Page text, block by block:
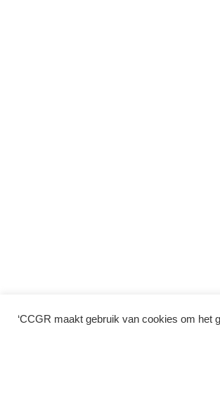
‘CCGR maakt gebruik van cookies om het